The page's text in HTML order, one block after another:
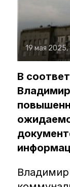
19 мая 2025,
В